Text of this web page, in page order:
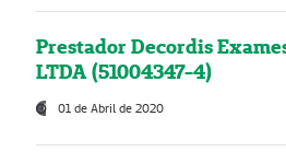
Prestador Decordis
LTDA (51004347-4)
01 de Abril de 2020